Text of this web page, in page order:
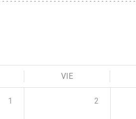
VIE
1 2